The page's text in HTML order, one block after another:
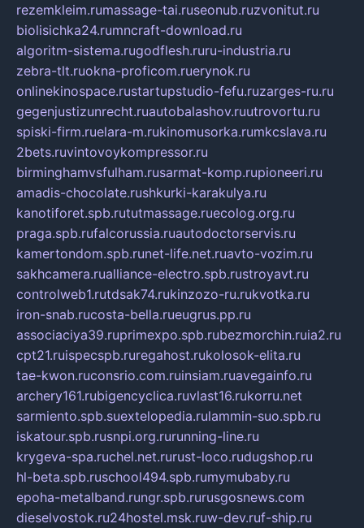
rezemkleim.rumassage-tai.ruseonub.ruzvonitut.ru
biolisichka24.rumncraft-download.ru
algoritm-sistema.rugodflesh.ruru-industria.ru
zebra-tlt.ruokna-proficom.ruerynok.ru
onlinekinospace.rustartupstudio-fefu.ruzarges-ru.ru
gegenjustizunrecht.ruautobalashov.ruutrovortu.ru
spiski-firm.ruelara-m.rukinomusorka.rumkcslava.ru
2bets.ruvintovoykompressor.ru
birminghamvsfulham.rusarmat-komp.rupioneeri.ru
amadis-chocolate.rushkurki-karakulya.ru
kanotiforet.spb.rututmassage.ruecolog.org.ru
praga.spb.rufalcorussia.ruautodoctorservis.ru
kamertondom.spb.runet-life.net.ruavto-vozim.ru
sakhcamera.rualliance-electro.spb.rustroyavt.ru
controlweb1.rutdsak74.rukinzozo-ru.rukvotka.ru
iron-snab.rucosta-bella.rueugrus.pp.ru
associaciya39.ruprimexpo.spb.rubezmorchin.ruia2.ru
cpt21.ruispecspb.ruregahost.rukolosok-elita.ru
tae-kwon.ruconsrio.com.ruinsiam.ruavegainfo.ru
archery161.rubigencyclica.ruvlast16.rukorru.net
sarmiento.spb.suextelopedia.rulammin-suo.spb.ru
iskatour.spb.rusnpi.org.rurunning-line.ru
krygeva-spa.ruchel.net.rurust-loco.rudugshop.ru
hl-beta.spb.ruschool494.spb.rumymubaby.ru
epoha-metalband.rungr.spb.rurusgosnews.com
dieselvostok.ru24hostel.msk.ruw-dev.ruf-ship.ru